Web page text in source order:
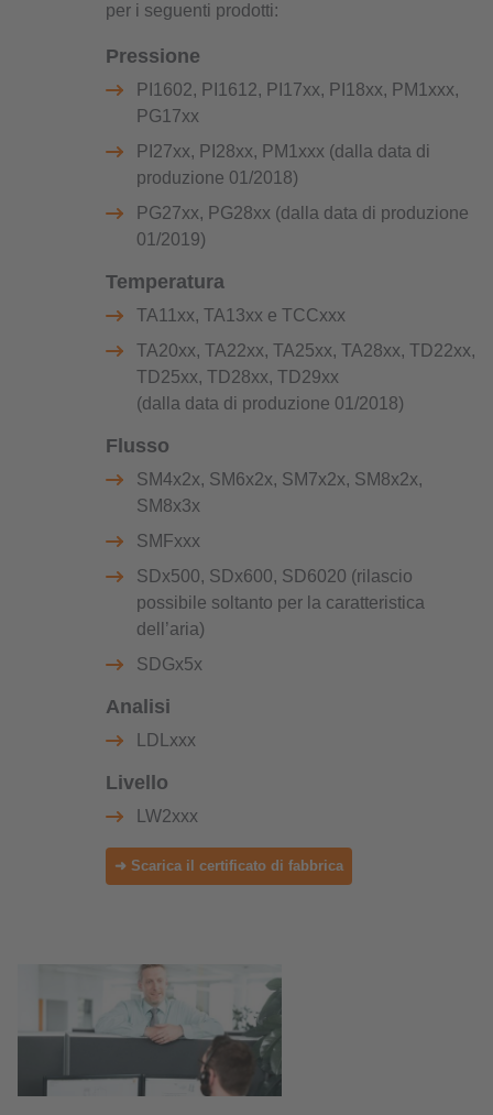
per i seguenti prodotti:
Pressione
PI1602, PI1612, PI17xx, PI18xx, PM1xxx,
PG17xx
PI27xx, PI28xx, PM1xxx (dalla data di
produzione 01/2018)
PG27xx, PG28xx (dalla data di produzione
01/2019)
Temperatura
TA11xx, TA13xx e TCCxxx
TA20xx, TA22xx, TA25xx, TA28xx, TD22xx,
TD25xx, TD28xx, TD29xx
(dalla data di produzione 01/2018)
Flusso
SM4x2x, SM6x2x, SM7x2x, SM8x2x,
SM8x3x
SMFxxx
SDx500, SDx600, SD6020 (rilascio
possibile soltanto per la caratteristica
dell’aria)
SDGx5x
Analisi
LDLxxx
Livello
LW2xxx
➜ Scarica il certificato di fabbrica